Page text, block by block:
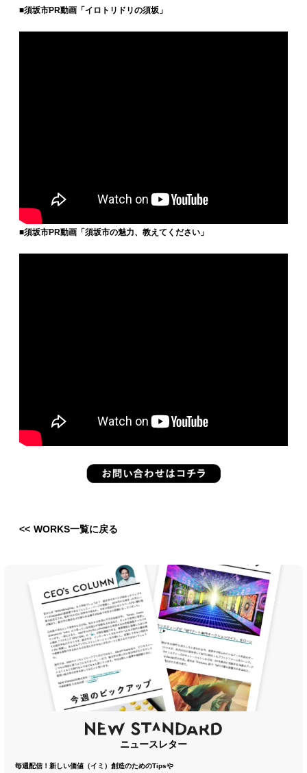
■須坂市PR動画「イロトリドリの須坂」
■須坂市PR動画「須坂市の魅力、教えてください」
<< WORKS一覧に戻る
ニュースレター
毎週配信！新しい価値（イミ）創造のためのTipsや